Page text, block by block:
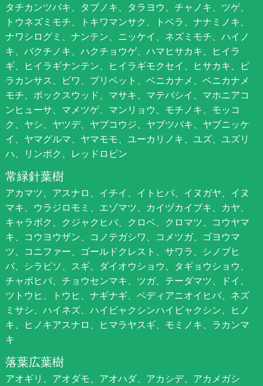
タチカンツバキ、タブノキ、タラヨウ、チャノキ、ツゲ、
トウネズミモチ、トキワマンサク、トベラ、ナナミノキ、
ナワシログミ、ナンテン、ニッケイ、ネズミモチ、ハイノ
キ、バクチノキ、ハクチョウゲ、ハマヒサカキ、ヒイラ
ギ、ヒイラギナンテン、ヒイラギモクセイ、ヒサカキ、ピ
ラカンサス、ビワ、プリペット、ベニカナメ、ベニカナメ
モチ、ボックスウッド、マサキ、マテバシイ、マホニアコ
ンヒューサ、マメツゲ、マンリョウ、モチノキ、モッコ
ク、ヤシ、ヤツデ、ヤブコウジ、ヤブツバキ、ヤブニッケ
イ、ヤマグルマ、ヤマモモ、ユーカリノキ、ユズ、ユズリ
ハ、リンボク、レッドロビン
常緑針葉樹
アカマツ、アスナロ、イチイ、イトヒバ、イヌガヤ、イヌ
マキ、ウラジロモミ、エゾマツ、カイヅカイブキ、カヤ、
キャラボク、クジャクヒバ、クロベ、クロマツ、コウヤマ
キ、コウヨウザン、コノテガシワ、コメツガ、ゴヨウマ
ツ、コニファー、ゴールドクレスト、サワラ、シノブヒ
バ、シラビソ、スギ、ダイオウショウ、タギョウショウ、
チャボヒバ、チョウセンマキ、ツガ、テーダマツ、ドイ、
ツトウヒ、トウヒ、ナギナギ、ペディアニオイヒバ、ネズ
ミサシ、ハイネズ、ハイビャクシンハイビャクシン、ヒノ
キ、ヒノキアスナロ、ヒマラヤスギ、モミノキ、ラカンマ
キ
落葉広葉樹
アオギリ、アオダモ、アオハダ、アカシデ、アカメガシ